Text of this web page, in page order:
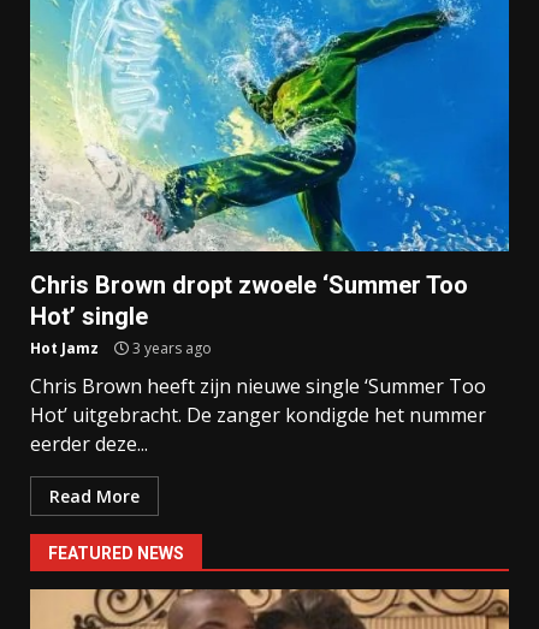
Chris Brown dropt zwoele ‘Summer Too
Hot’ single
Hot Jamz 3 years ago
Chris Brown heeft zijn nieuwe single ‘Summer Too
Hot’ uitgebracht. De zanger kondigde het nummer
eerder deze...
Read More
FEATURED NEWS